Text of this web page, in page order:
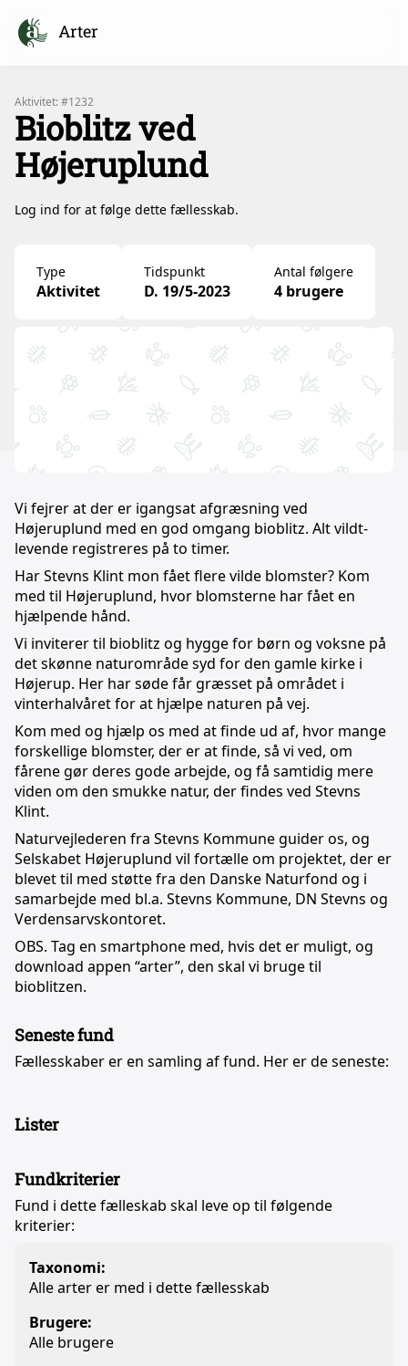
Arter
Aktivitet: #1232
Bioblitz ved
Højeruplund
Log ind for at følge dette fællesskab.
Type
Aktivitet
Tidspunkt
D. 19/5-2023
Antal følgere
4 brugere
Vi fejrer at der er igangsat afgræsning ved
Højeruplund med en god omgang bioblitz. Alt vildt-
levende registreres på to timer.
Har Stevns Klint mon fået flere vilde blomster? Kom
med til Højeruplund, hvor blomsterne har fået en
hjælpende hånd.
Vi inviterer til bioblitz og hygge for børn og voksne på
det skønne naturområde syd for den gamle kirke i
Højerup. Her har søde får græsset på området i
vinterhalvåret for at hjælpe naturen på vej.
Kom med og hjælp os med at finde ud af, hvor mange
forskellige blomster, der er at finde, så vi ved, om
fårene gør deres gode arbejde, og få samtidig mere
viden om den smukke natur, der findes ved Stevns
Klint.
Naturvejlederen fra Stevns Kommune guider os, og
Selskabet Højeruplund vil fortælle om projektet, der er
blevet til med støtte fra den Danske Naturfond og i
samarbejde med bl.a. Stevns Kommune, DN Stevns og
Verdensarvskontoret.
OBS. Tag en smartphone med, hvis det er muligt, og
download appen “arter”, den skal vi bruge til
bioblitzen.
Seneste fund
Fællesskaber er en samling af fund. Her er de seneste:
Lister
Fundkriterier
Fund i dette fælleskab skal leve op til følgende
kriterier:
Taxonomi:
Alle arter er med i dette fællesskab
Brugere:
Alle brugere